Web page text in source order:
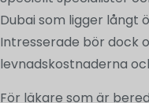
Dubai som ligger långt
Intresserade bör dock
levnadskostnaderna
För läkare som är